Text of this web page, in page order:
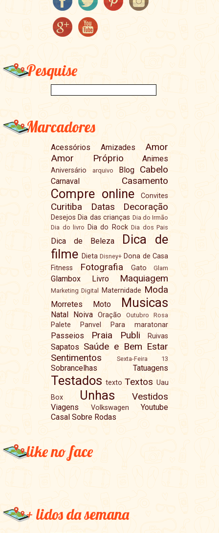
Pesquise
Marcadores
Acessórios Amizades
Amor
Amor Próprio
Animes
Aniversário arquivo Blog Cabelo
Carnaval Casamento
Compre online Convites
Curitiba Datas Decoração
Desejos Dia das crianças Dia do Irmão
Dia do livro Dia do Rock Dia dos Pais
Dica de Beleza
Dica de
filme Dieta Disney+ Dona de Casa
Fitness
Fotografia Gato Glam
Glambox Livro Maquiagem
Marketing Digital Maternidade Moda
Morretes Moto Musicas
Natal Noiva Oração Outubro Rosa
Palete Panvel Para maratonar
Passeios Praia Publi Ruivas
Sapatos Saúde e Bem Estar
Sentimentos
Sexta-Feira 13
Sobrancelhas Tatuagens
Testados texto Textos Uau
Box
Unhas Vestidos
Viagens Volkswagen
Youtube
Casal Sobre Rodas
like no face
+ lidos da semana